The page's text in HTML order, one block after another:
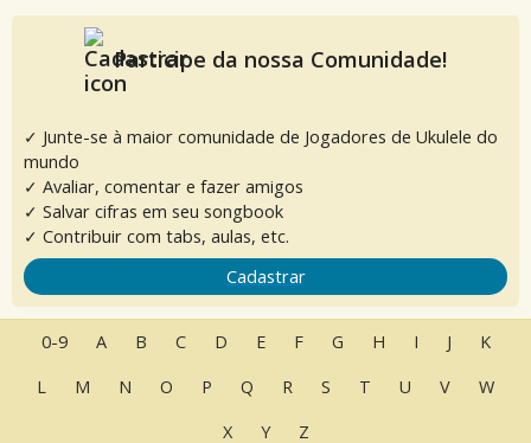
Participe da nossa Comunidade!
✓ Junte-se à maior comunidade de Jogadores de Ukulele do
mundo
✓ Avaliar, comentar e fazer amigos
✓ Salvar cifras em seu songbook
✓ Contribuir com tabs, aulas, etc.
Cadastrar
0-9 A B C D E F G H I J
K
L
M N O P Q R S T U V
W
X
Y Z